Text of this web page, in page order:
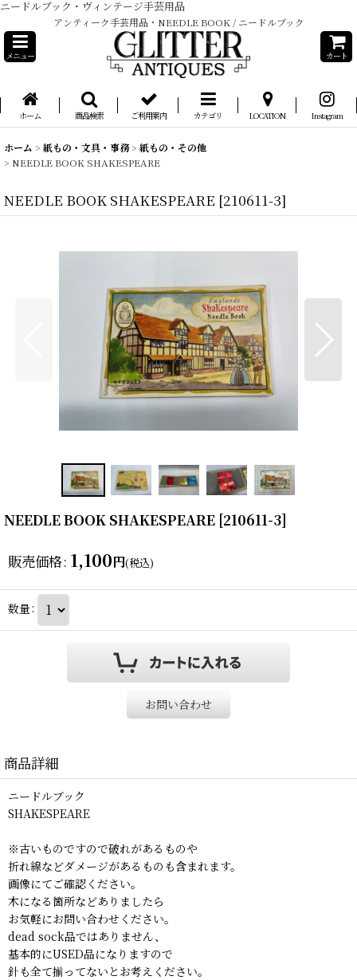
ニードルブック・ヴィンテージ手芸用品
アンティーク手芸用品・NEEDLE BOOK / ニードルブック
メニュー カート
ホーム 商品検索 ご利用案内 カテゴリ LOCATION Instagram
ホーム > 紙もの・文具・事務> 紙もの・その他
> NEEDLE BOOK SHAKESPEARE
NEEDLE BOOK SHAKESPEARE [210611-3]
NEEDLE BOOK SHAKESPEARE [210611-3]
販売価格: 1,100円(税込)
数量:
お問い合わせ
商品詳細
ニードルブック
SHAKESPEARE
※古いものですので破れがあるものや
折れ線などダメージがあるものも含まれます。
画像にてご確認ください。
木になる箇所などありましたら
お気軽にお問い合わせください。
dead sock品ではありません、
基本的にUSED品になりますので
針も全て揃ってないとお考えください。